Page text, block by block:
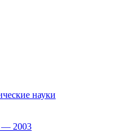
науки
— 2003